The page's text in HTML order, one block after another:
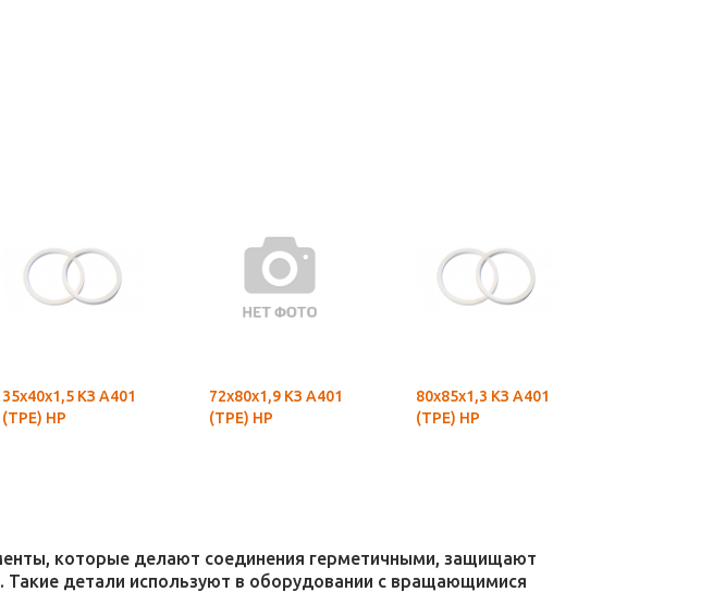
35х40х1,5 КЗ А401
(ТРЕ) НР
72х80х1,9 КЗ А401
(ТРЕ) НР
80х85х1,3 КЗ А401
(ТРЕ) НР
которые делают соединения герметичными, защищают
Такие детали используют в оборудовании с вращающимися